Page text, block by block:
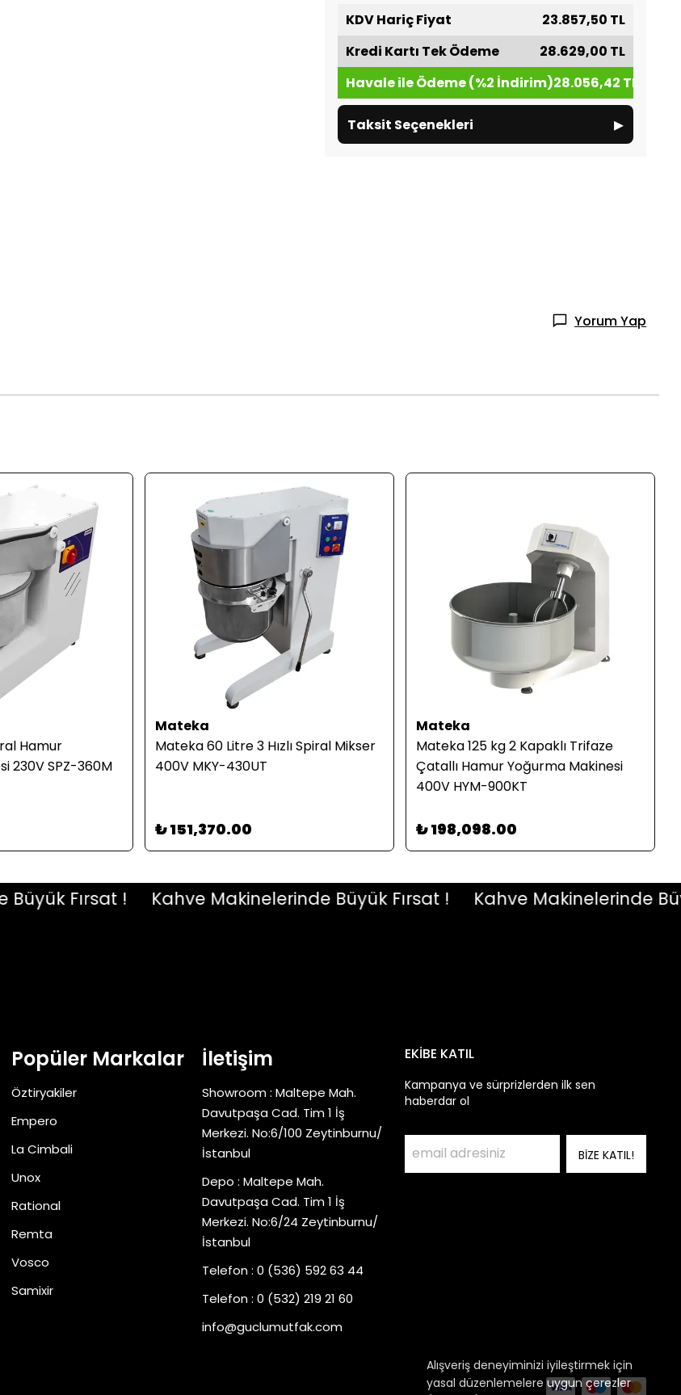
Alışveriş deneyiminizi iyileştirmek için
yasal düzenlemelere uygun çerezler
KDV Hariç Fiyat
23.857,50 TL
Kredi Kartı Tek Ödeme
28.629,00 TL
Havale ile Ödeme (%2 İndirim)28.056,42 TL
Taksit Seçenekleri ▸
Yorum Yap
Hamur
230V SPZ-360M
Mateka
Mateka 60 Litre 3 Hızlı Spiral Mikser
400V MKY-430UT
₺ 151,370.00
Mateka
Mateka 125 kg 2 Kapaklı Trifaze
Çatallı Hamur Yoğurma Makinesi
400V HYM-900KT
₺ 198,098.00
Fırsat ! Kahve Makinelerinde Büyük Fırsat ! Kahve Makinelerinde Büyük
Popüler Markalar
Öztiryakiler
Empero
La Cimbali
Unox
Rational
Remta
Vosco
Samixir
İletişim
Showroom : Maltepe Mah.
Davutpaşa Cad. Tim 1 İş
Merkezi. No:6/100 Zeytinburnu/
İstanbul
Depo : Maltepe Mah.
Davutpaşa Cad. Tim 1 İş
Merkezi. No:6/24 Zeytinburnu/
İstanbul
Telefon : 0 (536) 592 63 44
Telefon : 0 (532) 219 21 60
info@guclumutfak.com
EKİBE KATIL
Kampanya ve sürprizlerden ilk sen
haberdar ol
BİZE KATIL!